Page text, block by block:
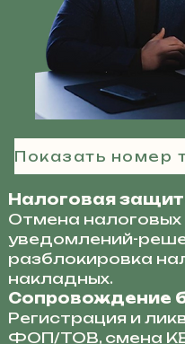
Налоговая
Отмена налоговых
уведомлений-
разблокировка
накладных.
Сопровождение
Регистрация и
ФОП/ТОВ, смена